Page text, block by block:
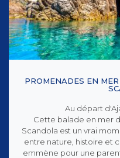
PROMENADES EN
Au départ
Cette balade en mer
Scandola est un vrai
entre nature, histoire et
emmène pour une